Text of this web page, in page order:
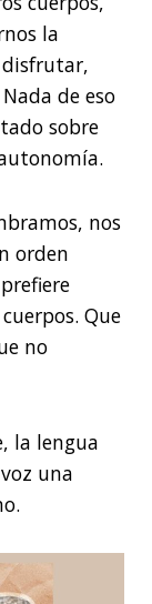
la
disfrutar,
de eso
sobre
nos
orden
Que
no
la lengua
una